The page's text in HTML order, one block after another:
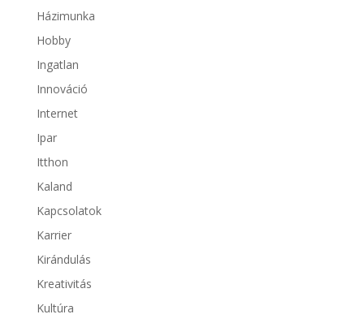
Házimunka
Hobby
Ingatlan
Innováció
Internet
Ipar
Itthon
Kaland
Kapcsolatok
Karrier
Kirándulás
Kreativitás
Kultúra